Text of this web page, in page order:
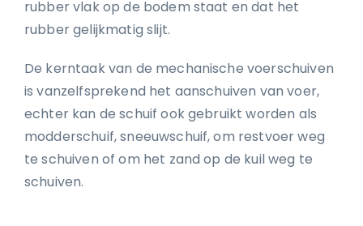
rubber vlak op de bodem staat en dat het
rubber gelijkmatig slijt.
De kerntaak van de mechanische voerschuiven
is vanzelfsprekend het aanschuiven van voer,
echter kan de schuif ook gebruikt worden als
modderschuif, sneeuwschuif, om restvoer weg
te schuiven of om het zand op de kuil weg te
schuiven.